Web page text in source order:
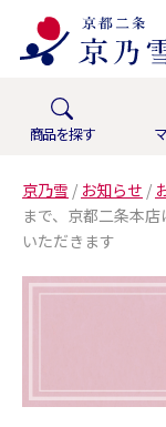
商品を探す
京乃雪 / お知らせ /
まで、京都二条本
いただきます